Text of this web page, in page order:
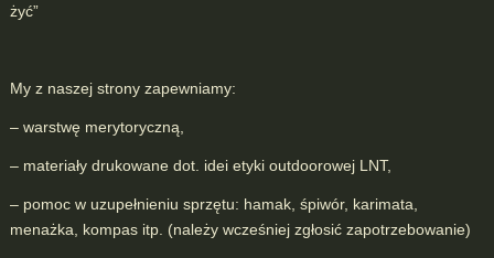
żyć”
My z naszej strony zapewniamy:
– warstwę merytoryczną,
– materiały drukowane dot. idei etyki outdoorowej LNT,
– pomoc w uzupełnieniu sprzętu: hamak, śpiwór, karimata,
menażka, kompas itp. (należy wcześniej zgłosić zapotrzebowanie)